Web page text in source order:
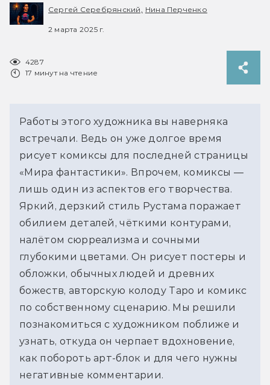
Сергей Серебрянский, Нина Перченко
2 марта 2025 г.
4287
17 минут на чтение
Работы этого художника вы наверняка
встречали. Ведь он уже долгое время
рисует комиксы для последней страницы
«Мира фантастики». Впрочем, комиксы —
лишь один из аспектов его творчества.
Яркий, дерзкий стиль Рустама поражает
обилием деталей, чёткими контурами,
налётом сюрреализма и сочными
глубокими цветами. Он рисует постеры и
обложки, обычных людей и древних
божеств, авторскую колоду Таро и комикс
по собственному сценарию. Мы решили
познакомиться с художником поближе и
узнать, откуда он черпает вдохновение,
как побороть арт-блок и для чего нужны
негативные комментарии.